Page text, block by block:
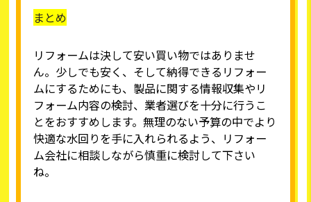
まとめ
リフォームは決して安い買い物ではありませ
ん。少しでも安く、そして納得できるリフォー
ムにするためにも、製品に関する情報収集やリ
フォーム内容の検討、業者選びを十分に行うこ
とをおすすめします。無理のない予算の中でより
快適な水回りを手に入れられるよう、リフォー
ム会社に相談しながら慎重に検討して下さい
ね。